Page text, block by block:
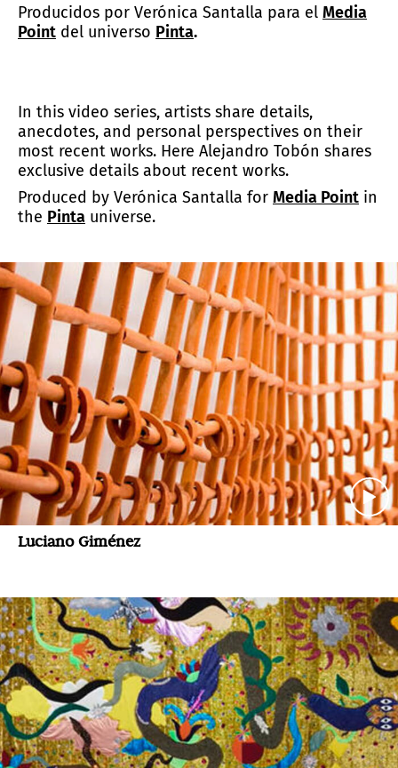
Producidos por Verónica Santalla para el Media
Point del universo Pinta.
In this video series, artists share details,
anecdotes, and personal perspectives on their
most recent works. Here Alejandro Tobón shares
exclusive details about recent works.
Produced by Verónica Santalla for Media Point in
the Pinta universe.
Luciano Giménez